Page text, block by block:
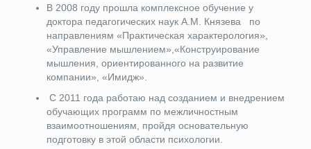
В 2008 году прошла комплексное обучение у
доктора педагогических наук А.М. Князева по
направлениям «Практическая характерология»,
«Управление мышлением»,«Конструирование
мышления, ориентированного на развитие
компании», «Имидж».
С 2011 года работаю над созданием и внедрением
обучающих программ по межличностным
взаимоотношениям, пройдя основательную
подготовку в этой области психологии.